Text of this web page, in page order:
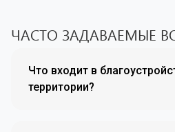
ЧАСТО ЗАДАВАЕМЫЕ
Что входит в
территории?